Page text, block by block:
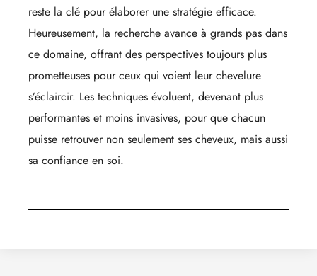
reste la clé pour élaborer une stratégie efficace.
Heureusement, la recherche avance à grands pas dans
ce domaine, offrant des perspectives toujours plus
prometteuses pour ceux qui voient leur chevelure
s’éclaircir. Les techniques évoluent, devenant plus
performantes et moins invasives, pour que chacun
puisse retrouver non seulement ses cheveux, mais aussi
sa confiance en soi.